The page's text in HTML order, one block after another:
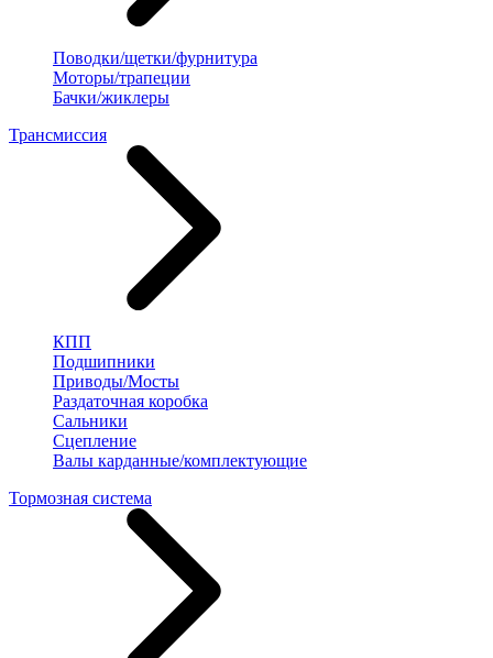
Поводки/щетки/фурнитура
Моторы/трапеции
Бачки/жиклеры
Трансмиссия
КПП
Подшипники
Приводы/Мосты
Раздаточная коробка
Сальники
Сцепление
Валы карданные/комплектующие
Тормозная система